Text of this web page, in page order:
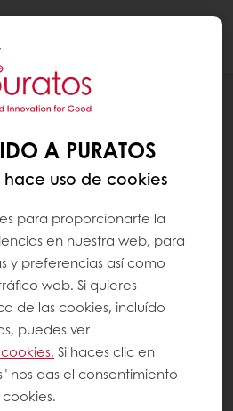
A PURATOS
uso de cookies
para proporcionarte la
en nuestra web, para
y preferencias así como
web. Si quieres
de las cookies, incluído
puedes ver
Si haces clic en
nos das el consentimiento